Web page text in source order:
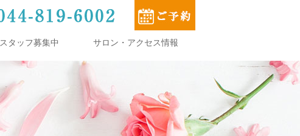
スタッフ募集中 サロン・アクセス情報